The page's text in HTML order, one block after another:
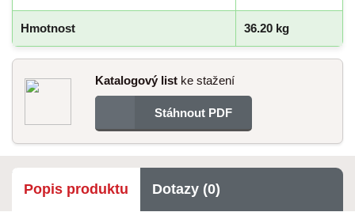
Hmotnost 36.20 kg
Katalogový list ke stažení
Stáhnout PDF
Popis produktu Dotazy (0)